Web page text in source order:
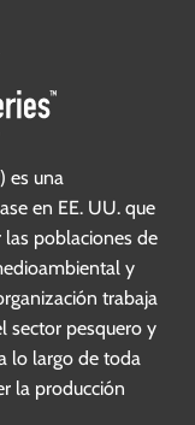
es una
en EE. UU. que
las poblaciones de
y
trabaja
sector pesquero y
lo largo de toda
la producción